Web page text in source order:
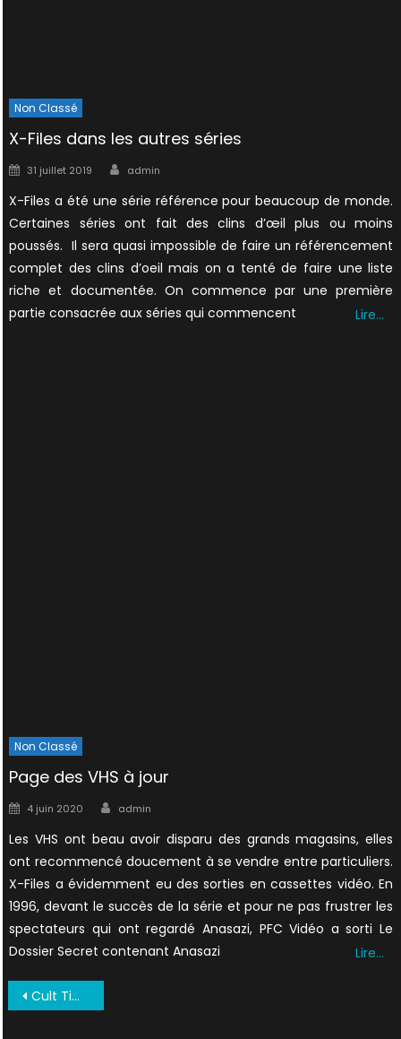
Non Classé
X-Files dans les autres séries
Posted
31 juillet 2019 Author
admin
X-Files a été une série référence pour beaucoup de monde.
Certaines séries ont fait des clins d’œil plus ou moins
poussés. Il sera quasi impossible de faire un référencement
complet des clins d’oeil mais on a tenté de faire une liste
riche et documentée. On commence par une première
partie consacrée aux séries qui commencent
Lire…
Non Classé
Page des VHS à jour
Posted
4 juin 2020 Author
admin
Les VHS ont beau avoir disparu des grands magasins, elles
ont recommencé doucement à se vendre entre particuliers.
X-Files a évidemment eu des sorties en cassettes vidéo. En
1996, devant le succès de la série et pour ne pas frustrer les
spectateurs qui ont regardé Anasazi, PFC Vidéo a sorti Le
Dossier Secret contenant Anasazi
Lire…
Navigation
Cult Times 019 UK 1997 NS2011 0006